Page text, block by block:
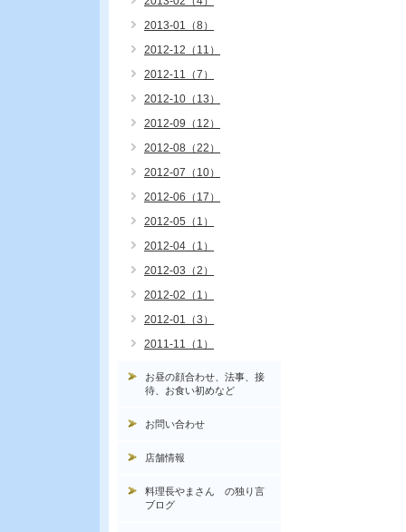
2013-01（8）
2012-12（11）
2012-11（7）
2012-10（13）
2012-09（12）
2012-08（22）
2012-07（10）
2012-06（17）
2012-05（1）
2012-04（1）
2012-03（2）
2012-02（1）
2012-01（3）
2011-11（1）
お昼の顔合わせ、法事、接
待、お食い初めなど
お問い合わせ
店舗情報
料理長やまさん の独り言
ブログ